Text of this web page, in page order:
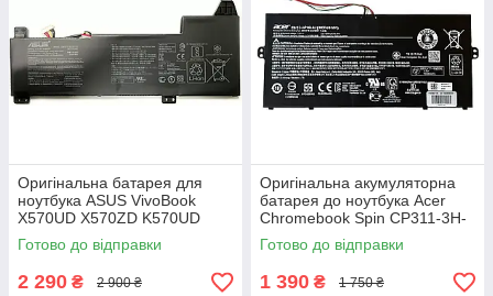
Оригінальна батарея для
ноутбука ASUS VivoBook
X570UD X570ZD K570UD
K570ZD R570UD R570ZD
F570UD - B31N1723
Готово до відправки
2 290 ₴ 2 900 ₴
Оригінальна акумуляторна
батарея до ноутбука Acer
Chromebook Spin CP311-3H-
K2RJ CP311-2H-C679 CP513-
1HL CP513-1H - AP16L8J
Готово до відправки
1 390 ₴ 1 750 ₴